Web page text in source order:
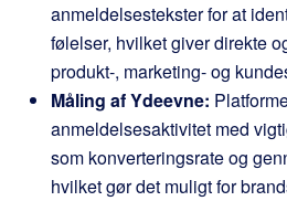
anmeldelsestekster for at
følelser, hvilket giver direkte
produkt-, marketing- og
Måling af Ydeevne:
anmeldelsesaktivitet med
som konverteringsrate og
hvilket gør det muligt for